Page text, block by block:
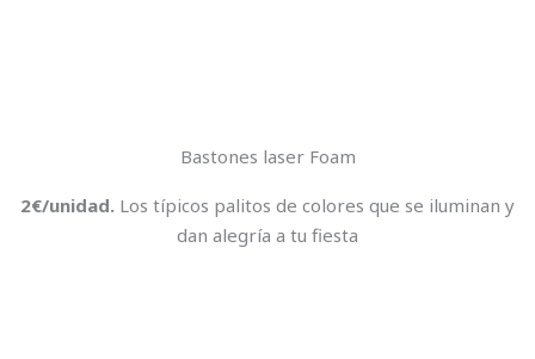
Bastones laser Foam
2€/unidad. Los típicos palitos de colores que se iluminan y
dan alegría a tu fiesta